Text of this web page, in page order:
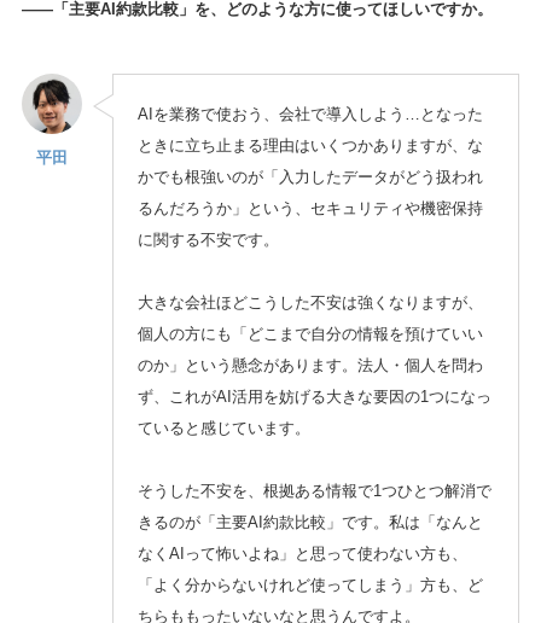
——「主要AI約款比較」を、どのような方に使ってほしいですか。
平田
AIを業務で使おう、会社で導入しよう…となった
ときに立ち止まる理由はいくつかありますが、な
かでも根強いのが「入力したデータがどう扱われ
るんだろうか」という、セキュリティや機密保持
に関する不安です。
大きな会社ほどこうした不安は強くなりますが、
個人の方にも「どこまで自分の情報を預けていい
のか」という懸念があります。法人・個人を問わ
ず、これがAI活用を妨げる大きな要因の1つになっ
ていると感じています。
そうした不安を、根拠ある情報で1つひとつ解消で
きるのが「主要AI約款比較」です。私は「なんと
なくAIって怖いよね」と思って使わない方も、
「よく分からないけれど使ってしまう」方も、ど
ちらももったいないなと思うんですよ。